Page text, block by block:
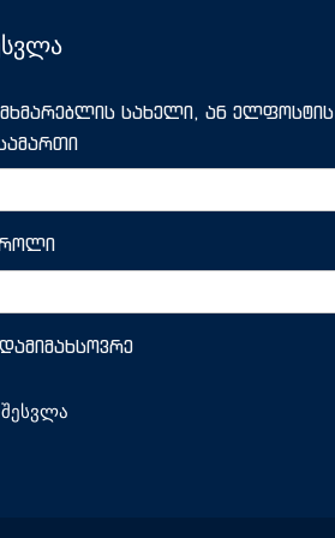
სახელი, ან ელფოსტის
დამიმახსოვრე
შესვლა